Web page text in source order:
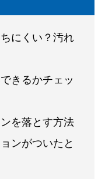
にくい？汚れ
きるかチェッ
を落とす方法
ンがついたと